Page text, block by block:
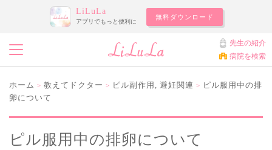
LiLuLa
アプリでもっと便利に
無料ダウンロード
先生の紹介
病院を検索
ホーム > 教えてドクター > ピル副作用 , 避妊関連 > ピル服用中の排
卵について
ピル服用中の排卵について